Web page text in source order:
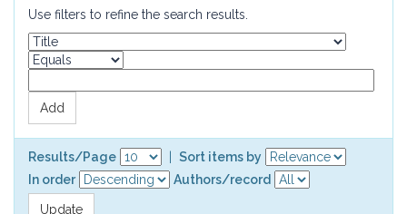
Use filters to refine the search results.
Results/Page
Sort items by
In order
Authors/record